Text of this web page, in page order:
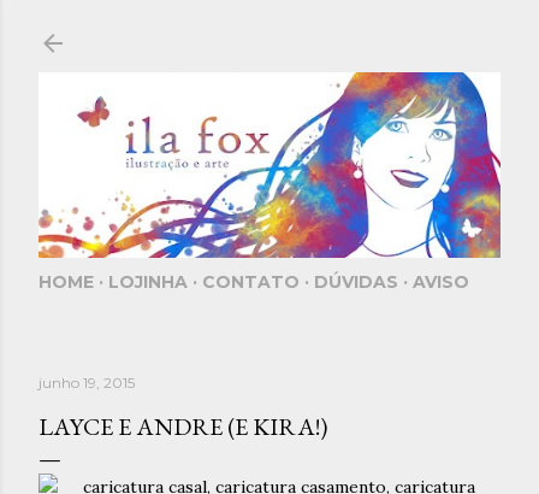
HOME LOJINHA CONTATO DÚVIDAS AVISO
junho 19, 2015
LAYCE E ANDRE (E KIRA!)